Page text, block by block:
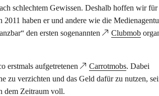
schlechtem Gewissen. Deshalb hoffen wir für
haben er und andere wie die
den ersten sogenannten
Clubmob
erstmals aufgetretenen Carrotmobs. Dabei
zu verzichten und das Geld dafür zu nutzen,
dem Zeitraum voll.